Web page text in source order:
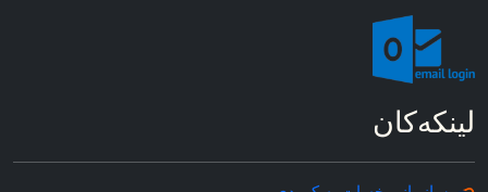
لینکه‌کان